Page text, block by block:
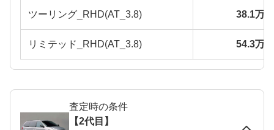
ツーリング_RHD(AT_3.8) 38.1万
リミテッド_RHD(AT_3.8) 54.3万
査定時の条件
【2代目】